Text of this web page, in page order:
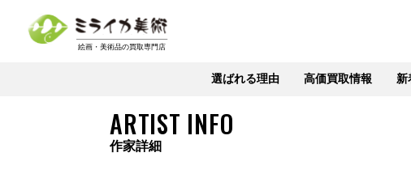
選ばれる理由 高価買取情報 新
ARTIST INFO
作家詳細